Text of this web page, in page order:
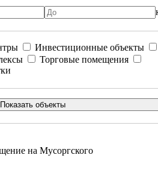
Инвестиционные объекты
Торговые помещения
на Мусоргского